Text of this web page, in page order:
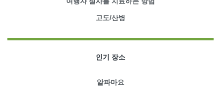
고도/산병
인기 장소
알파마요